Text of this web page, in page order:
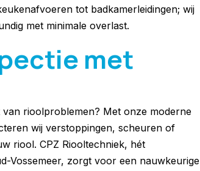
tot badkamerleidingen; wij
met minimale overlast.
met
van rioolproblemen? Met onze moderne
wij verstoppingen, scheuren of
riool. CPZ Riooltechniek, hét
Vossemeer, zorgt voor een nauwkeurige